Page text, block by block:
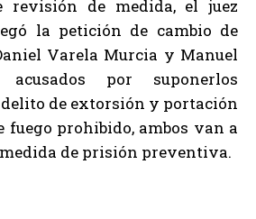
revisión de medida, el juez
la petición de cambio de
Varela Murcia y Manuel
acusados por suponerlos
delito de extorsión y portación
fuego prohibido, ambos van a
de prisión preventiva.